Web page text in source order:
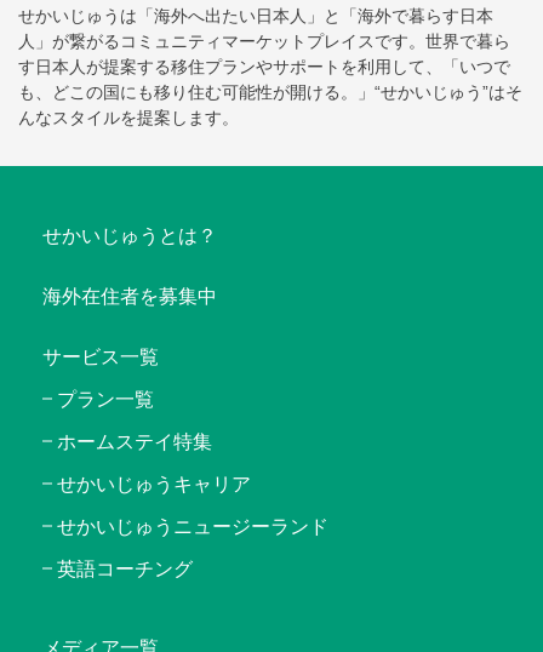
せかいじゅうは「海外へ出たい日本人」と「海外で暮らす日本
人」が繋がるコミュニティマーケットプレイスです。世界で暮ら
す日本人が提案する移住プランやサポートを利用して、「いつで
も、どこの国にも移り住む可能性が開ける。」“せかいじゅう”はそ
んなスタイルを提案します。
せかいじゅうとは？
海外在住者を募集中
サービス一覧
プラン一覧
ホームステイ特集
せかいじゅうキャリア
せかいじゅうニュージーランド
英語コーチング
メディア一覧